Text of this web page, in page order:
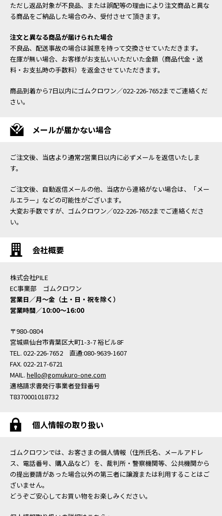
ただし返品対象が不良品、または誤配等の理由により注文商品と異な
る商品をご納品した場合のみ、受付させて頂きます。
注文と異なる商品が届けられた場合
不良品、配送事故の場合は誠意を持って交換させていただきます。
在庫が無い場合、お客様がお支払いいただいた金額（商品代金・送
料・お支払時の手数料）を返金させていただきます。
商品到着から7日以内にゴムクロワン／022-226-7652までご連絡くだ
さい。
メールが届かない場合
ご注文後、当店より通常2営業日以内に必ずメールを返信いたしま
す。
ご注文後、自動返信メールの他、当店から連絡がない場合は、「メー
ルエラー」などの可能性がございます。
大変お手数ですが、ゴムクロワン／022-226-7652までご連絡くださ
い。
会社概要
株式会社PILE
EC事業部 ゴムクロワン
営業日／月〜金（土・日・祝を除く）
営業時間／10:00〜16:00
〒980-0804
宮城県仙台市青葉区大町1-3-7 裕ビル8F
TEL. 022-226-7652 直通:080-9639-1607
FAX. 022-217-6721
MAIL. hello@gomukuro-one.com
適格請求書発行事業者登録番号
T8370001018732
個人情報の取り扱い
ゴムクロワンでは、お客さまの個人情報（住所氏名、メールアドレ
ス、電話番号、購入品など）を、裁判所・警察機関等、公共機関から
の提出要請があった場合以外の第三者に譲渡または利用することはご
ざいません。
どうぞご安心してお買い物をお楽しみください。